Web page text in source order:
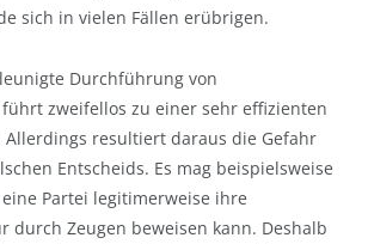
sich in vielen Fällen erübrigen.
Durchführung von
zweifellos zu einer sehr effizienten
resultiert daraus die Gefahr
Entscheids. Es mag beispielsweise
Partei legitimerweise ihre
durch Zeugen beweisen kann. Deshalb